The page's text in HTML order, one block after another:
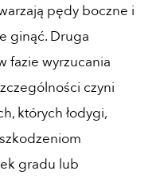
pędy boczne i
ginąć. Druga
fazie wyrzucania
czyni
których łodygi,
gradu lub